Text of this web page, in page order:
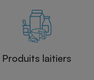
Produits laitiers